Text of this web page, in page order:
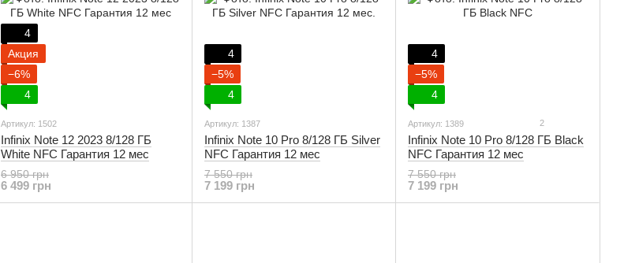
4
Акция
−6%
4
Артикул: 1502
Infinix Note 12 2023 8/128 ГБ
White NFC Гарантия 12 мес
6 950 грн
6 499 грн
4
−5%
4
Артикул: 1387
Infinix Note 10 Pro 8/128 ГБ Silver
NFC Гарантия 12 мес
7 550 грн
7 199 грн
4
−5%
4
Артикул: 1389 2
Infinix Note 10 Pro 8/128 ГБ Black
NFC Гарантия 12 мес
7 550 грн
7 199 грн